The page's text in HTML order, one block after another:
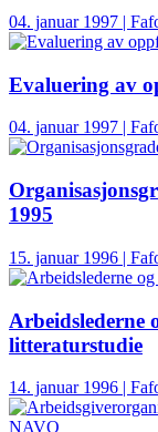
04. januar 1997 |
Evaluering av
04. januar 1997 |
1995
15. januar 1996 |
Arbeidslederne
litteraturstudie
14. januar 1996 |